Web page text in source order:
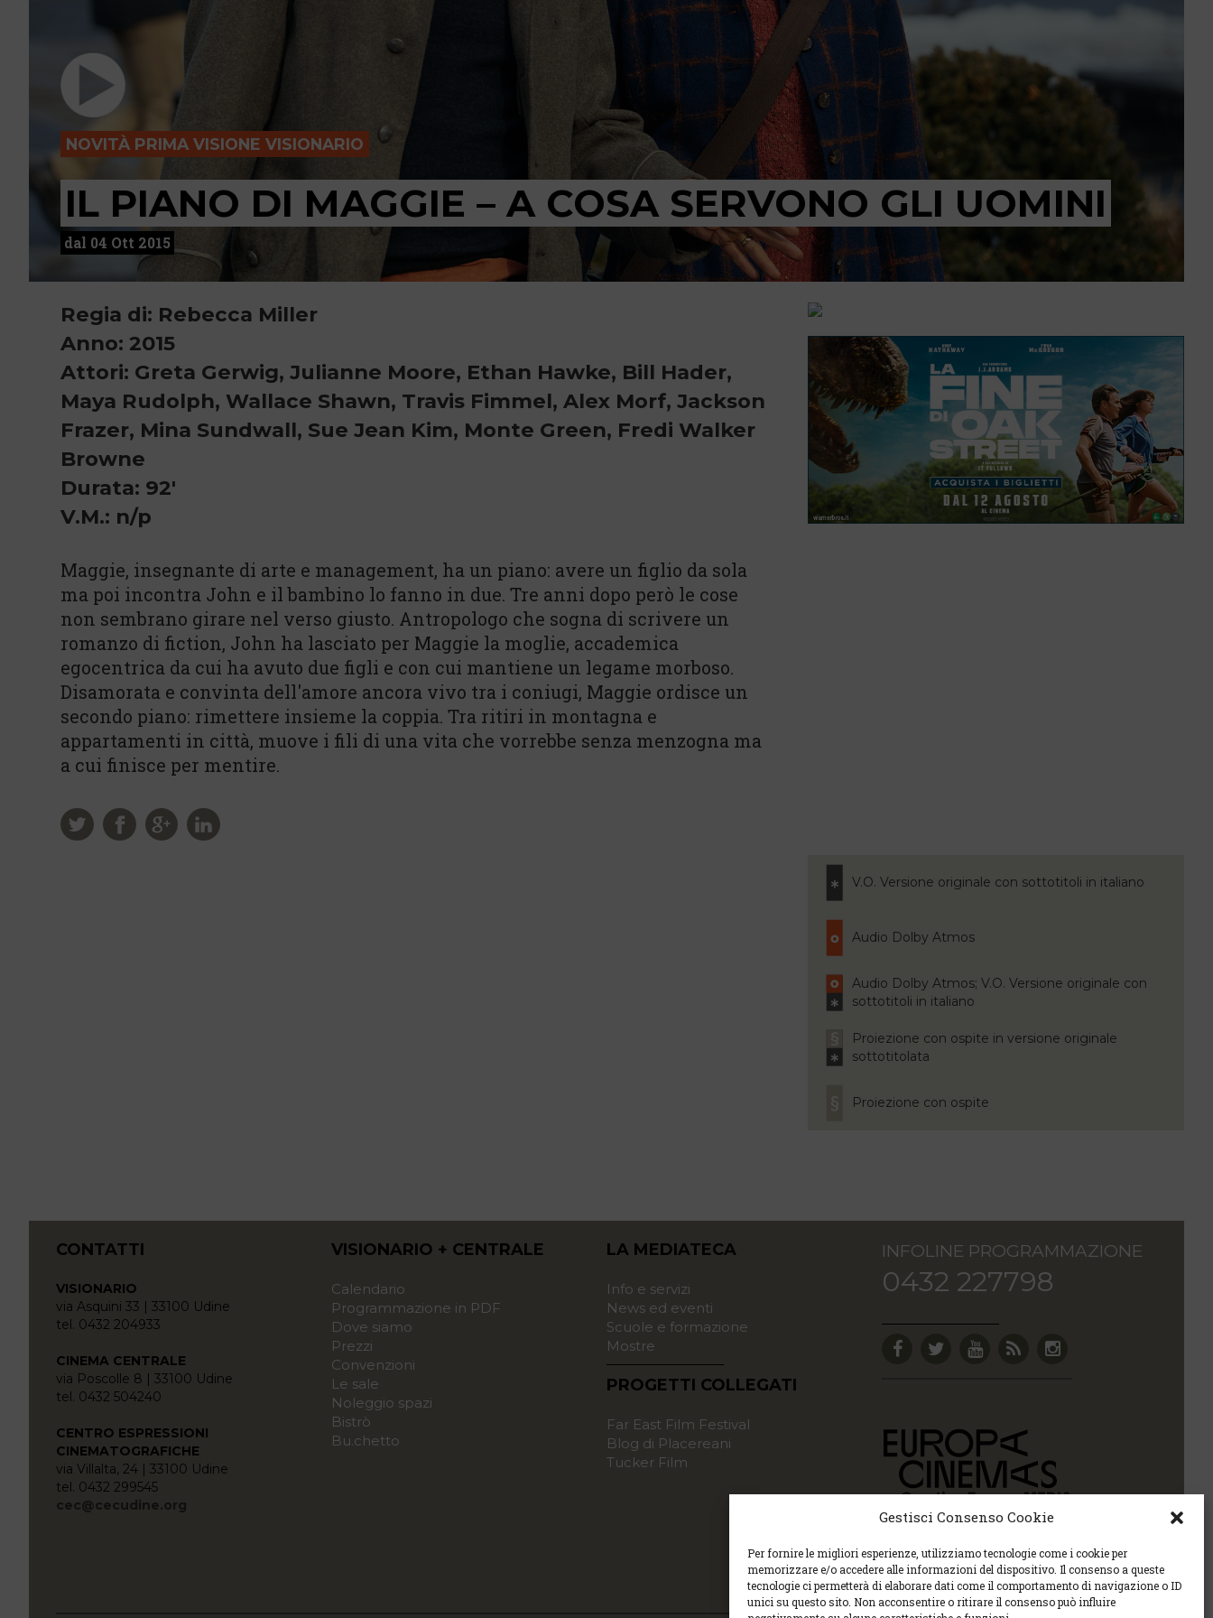
Gestisci Consenso Cookie
Per fornire le migliori esperienze, utilizziamo tecnologie come i cookie per
memorizzare e/o accedere alle informazioni del dispositivo. Il consenso a queste
tecnologie ci permetterà di elaborare dati come il comportamento di navigazione o ID
unici su questo sito. Non acconsentire o ritirare il consenso può influire
NOVITÀ PRIMA VISIONE VISIONARIO
IL PIANO DI MAGGIE – A COSA SERVONO GLI UOMINI
dal 04 Ott 2015
Regia di: Rebecca Miller
Anno: 2015
Attori: Greta Gerwig, Julianne Moore, Ethan Hawke, Bill Hader,
Maya Rudolph, Wallace Shawn, Travis Fimmel, Alex Morf, Jackson
Frazer, Mina Sundwall, Sue Jean Kim, Monte Green, Fredi Walker
Browne
Durata: 92'
V.M.: n/p
Maggie, insegnante di arte e management, ha un piano: avere un figlio da sola
ma poi incontra John e il bambino lo fanno in due. Tre anni dopo però le cose
non sembrano girare nel verso giusto. Antropologo che sogna di scrivere un
romanzo di fiction, John ha lasciato per Maggie la moglie, accademica
egocentrica da cui ha avuto due figli e con cui mantiene un legame morboso.
Disamorata e convinta dell'amore ancora vivo tra i coniugi, Maggie ordisce un
secondo piano: rimettere insieme la coppia. Tra ritiri in montagna e
appartamenti in città, muove i fili di una vita che vorrebbe senza menzogna ma
a cui finisce per mentire.
V.O. Versione originale con sottotitoli in italiano
Audio Dolby Atmos
Audio Dolby Atmos; V.O. Versione originale con
sottotitoli in italiano
Proiezione con ospite in versione originale
sottotitolata
Proiezione con ospite
CONTATTI
VISIONARIO
via Asquini 33 | 33100 Udine
tel. 0432 204933
CINEMA CENTRALE
via Poscolle 8 | 33100 Udine
tel. 0432 504240
CENTRO ESPRESSIONI
CINEMATOGRAFICHE
via Villalta, 24 | 33100 Udine
tel. 0432 299545
cec@cecudine.org
VISIONARIO + CENTRALE
Calendario
Programmazione in PDF
Dove siamo
Prezzi
Convenzioni
Le sale
Noleggio spazi
Bistrò
Bu.chetto
LA MEDIATECA
Info e servizi
News ed eventi
Scuole e formazione
Mostre
PROGETTI COLLEGATI
Far East Film Festival
Blog di Placereani
Tucker Film
INFOLINE PROGRAMMAZIONE
0432 227798